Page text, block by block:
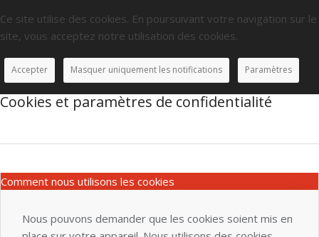
Ce site utilise des cookies. En poursuivant votre navigation sur le
site, vous acceptez notre utilisation des cookies.
Accepter Masquer uniquement les notifications Paramètres
Cookies et paramètres de confidentialité
Comment nous utilisons les cookies
Nous pouvons demander que les cookies soient mis en